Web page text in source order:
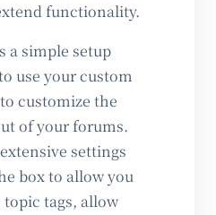
functionality.
a simple setup
use your custom
customize the
of your forums.
settings
box to allow you
tags, allow